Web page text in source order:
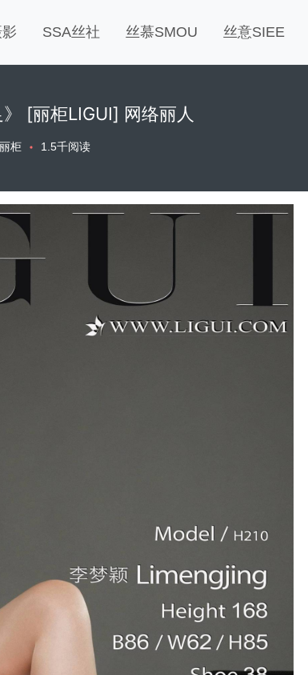
SSA丝社 丝慕SMOU 丝意SIEE
[丽柜LIGUI] 网络丽人
柜 1.5千阅读